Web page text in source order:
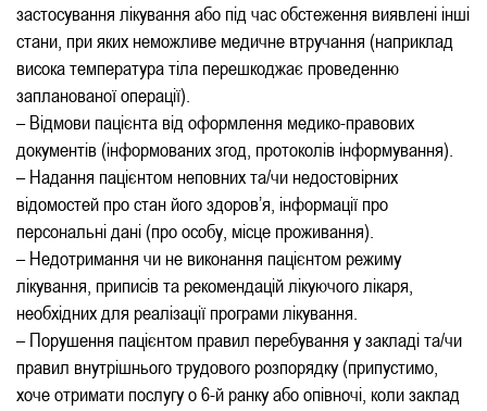
застосування лікування або під час обстеження виявлені інші
стани, при яких неможливе медичне втручання (наприклад
висока температура тіла перешкоджає проведенню
запланованої операції).
– Відмови пацієнта від оформлення медико-правових
документів (інформованих згод, протоколів інформування).
– Надання пацієнтом неповних та/чи недостовірних
відомостей про стан його здоров’я, інформації про
персональні дані (про особу, місце проживання).
– Недотримання чи не виконання пацієнтом режиму
лікування, приписів та рекомендацій лікуючого лікаря,
необхідних для реалізації програми лікування.
– Порушення пацієнтом правил перебування у закладі та/чи
правил внутрішнього трудового розпорядку (припустимо,
хоче отримати послугу о 6-й ранку або опівночі, коли заклад